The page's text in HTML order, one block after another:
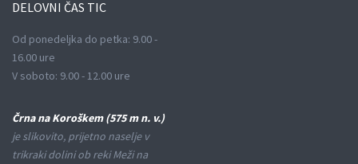
DELOVNI ČAS TIC
Od ponedeljka do petka: 9.00 -
16.00 ure
V soboto: 9.00 - 12.00 ure
Črna na Koroškem (575 m n. v.)
je slikovito, prijetno naselje v
trikraki dolini ob reki Meži na